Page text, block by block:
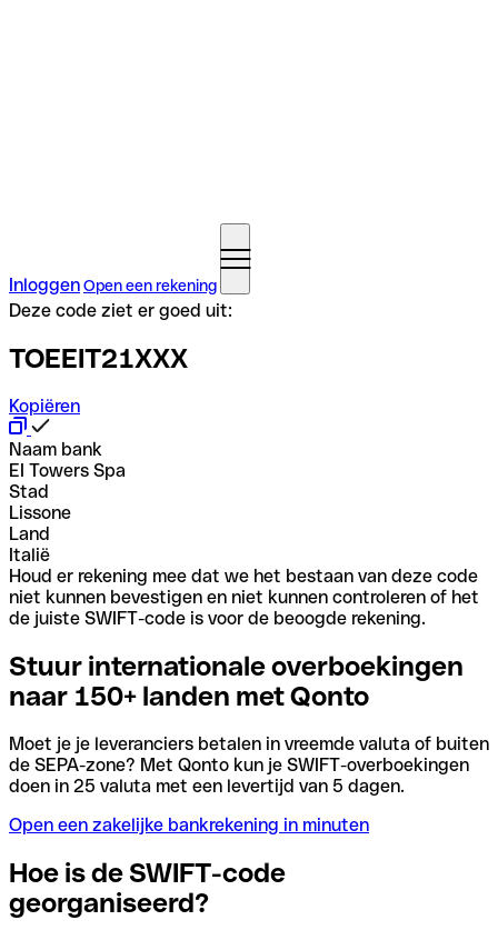
InloggenOpen een rekening
Deze code ziet er goed uit:
TOEEIT21XXX
Kopiëren
Naam bank
EI Towers Spa
Stad
Lissone
Land
Italië
Houd er rekening mee dat we het bestaan van deze code
niet kunnen bevestigen en niet kunnen controleren of het
de juiste SWIFT-code is voor de beoogde rekening.
Stuur internationale overboekingen
naar 150+ landen met Qonto
Moet je je leveranciers betalen in vreemde valuta of buiten
de SEPA-zone? Met Qonto kun je SWIFT-overboekingen
doen in 25 valuta met een levertijd van 5 dagen.
Open een zakelijke bankrekening in minuten
Hoe is de SWIFT-code
georganiseerd?